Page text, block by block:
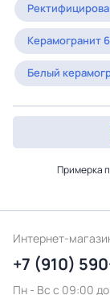
Керамогранит
Белый
Примерка
Интернет-
+7 (910)
Пн - Вс с 09:00